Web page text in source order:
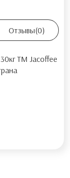
Отзывы(0)
ТМ Jacoffee